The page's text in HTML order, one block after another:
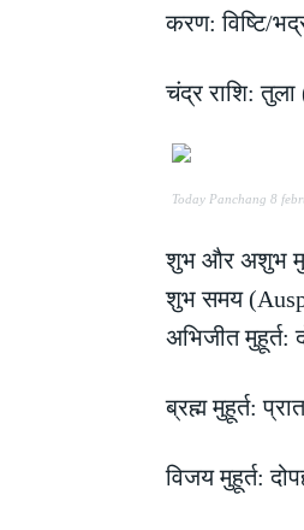
करण: विष्टि/
चंद्र राशि: तुला
Today Panchang 8
शुभ और अशुभ
शुभ समय
अभिजीत मुहूर्त:
ब्रह्म मुहूर्त:
विजय मुहूर्त: